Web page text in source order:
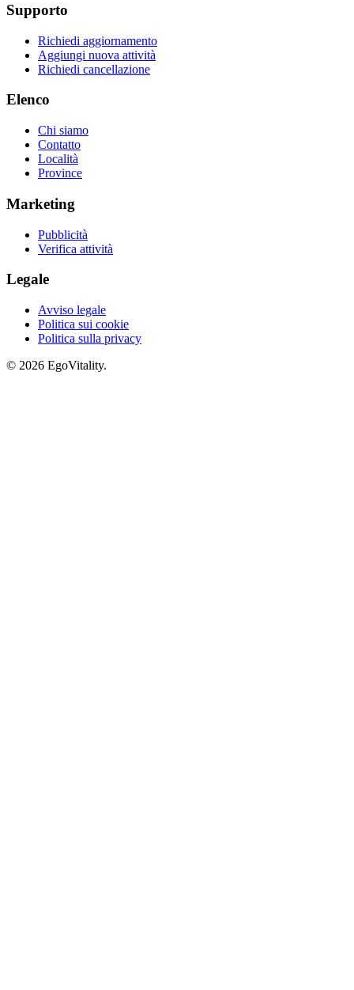
Supporto
Richiedi aggiornamento
Aggiungi nuova attività
Richiedi cancellazione
Elenco
Chi siamo
Contatto
Località
Province
Marketing
Pubblicità
Verifica attività
Legale
Avviso legale
Politica sui cookie
Politica sulla privacy
© 2026 EgoVitality.